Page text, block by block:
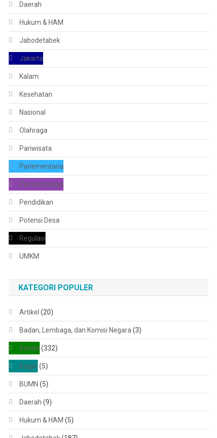
Daerah
Hukum & HAM
Jabodetabek
Jakarta
Kalam
Kesehatan
Nasional
Olahraga
Pariwisata
Parlementaria
Pemerintahan
Pendidikan
Potensi Desa
Regulasi
UMKM
KATEGORI POPULER
Artikel (20)
Badan, Lembaga, dan Komisi Negara (3)
Bekasi (332)
Bogor(5)
BUMN (5)
Daerah (9)
Hukum & HAM (5)